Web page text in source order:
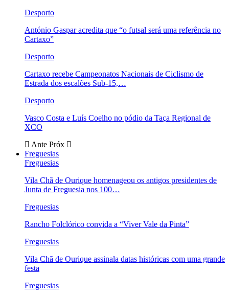
Desporto
António Gaspar acredita que “o futsal será uma referência no
Cartaxo”
Desporto
Cartaxo recebe Campeonatos Nacionais de Ciclismo de
Estrada dos escalões Sub-15,…
Desporto
Vasco Costa e Luís Coelho no pódio da Taça Regional de
XCO
Ante Próx
Freguesias
Freguesias
Vila Chã de Ourique homenageou os antigos presidentes de
Junta de Freguesia nos 100…
Freguesias
Rancho Folclórico convida a “Viver Vale da Pinta”
Freguesias
Vila Chã de Ourique assinala datas históricas com uma grande
festa
Freguesias